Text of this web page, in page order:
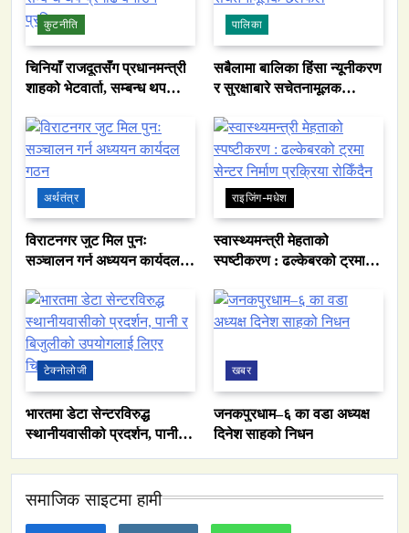
कुटनीति
चिनियाँ राजदूतसँग प्रधानमन्त्री
शाहको भेटवार्ता, सम्बन्ध थप
पालिका
सबैलामा बालिका हिंसा न्यूनीकरण
र सुरक्षाबारे सचेतनामूलक
अर्थतंत्र
विराटनगर जुट मिल पुनः
सञ्चालन गर्न अध्ययन कार्यदल
राइजिंग-मधेश
स्वास्थ्यमन्त्री मेहताको
स्पष्टीकरण : ढल्केबरको ट्रमा
टेक्नोलोजी
भारतमा डेटा सेन्टरविरुद्ध
स्थानीयवासीको प्रदर्शन, पानी र
चिन्ता
खबर
जनकपुरधाम–६ का वडा अध्यक्ष
दिनेश साहको निधन
समाजिक साइटमा हामी